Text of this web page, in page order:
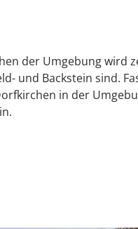
der Umgebung wird
und Backstein sind.
in der